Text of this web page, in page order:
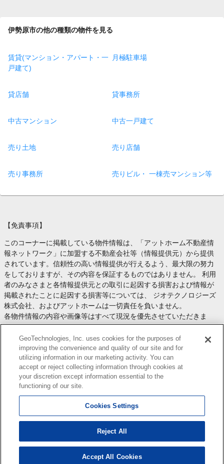
伊勢原市の他の種類の物件を見る
賃貸(マンション・アパート・一
戸建て)
月極駐車場
貸店舗 貸事務所
中古マンション 中古一戸建て
売り土地 売り店舗
売り事務所 売りビル・ 一棟売マンション等
【免責事項】
このコーナーに掲載している物件情報は、「アットホーム不動産情
報ネットワーク」に加盟する不動産会社等（情報提供元）から提供
されています。信頼性の高い情報提供が行えるよう、最大限の努力
をしておりますが、その内容を保証するものではありません。 利用
者のみなさまと各情報提供元との取引に起因する損害および情報が
掲載されたことに起因する損害等については、 ジオテクノロジーズ
株式会社、およびアットホームは一切責任を負いません。
各物件情報の内容や画像等はすべて現況を優先させていただきま
す。
お取引等（お取引の準備、資金調達等を含みます）の際には、内容
や契約条件等について、 各情報提供元より十分な説明を受け、ご自
身でご確認の上、判断してください。
このコーナーへの物件情報のご掲載、その他不動産業務ソリューシ
ョン等についての不動産会社様のお問合せはこちら
します。
Copyright(c) At Home Co.,Ltd. このサイトに掲載している情報の無断転載を禁止します。著作権
はアットホーム（株）またはその情報提供者に帰属します。
本ページはプロモーションが含まれています。
検索結果を見る
GeoTechnologies, Inc. uses cookies for the purposes of
improving the convenience and quality of our site and for
utilizing information in our marketing activity. You can
accept or reject collecting information through cookies at
your discretion except information essential to the
functioning of our site.
Cookies Settings
Reject All
Accept All Cookies